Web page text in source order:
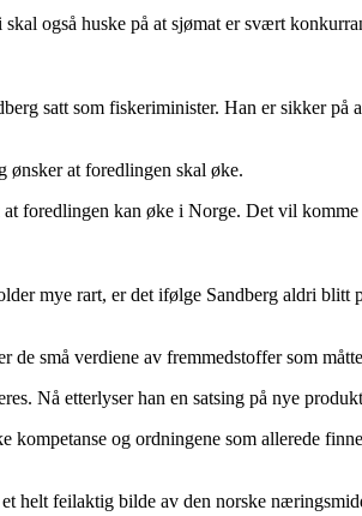
også huske på at sjømat er svært
satt som fiskeriminister. Han er sikker
ønsker at foredlingen skal øke.
foredlingen kan øke i Norge. Det vil
mye rart, er det ifølge Sandberg aldri
små verdiene av fremmedstoffer som
Nå etterlyser han en satsing på nye
og ordningene som allerede
helt feilaktig bilde av den norske